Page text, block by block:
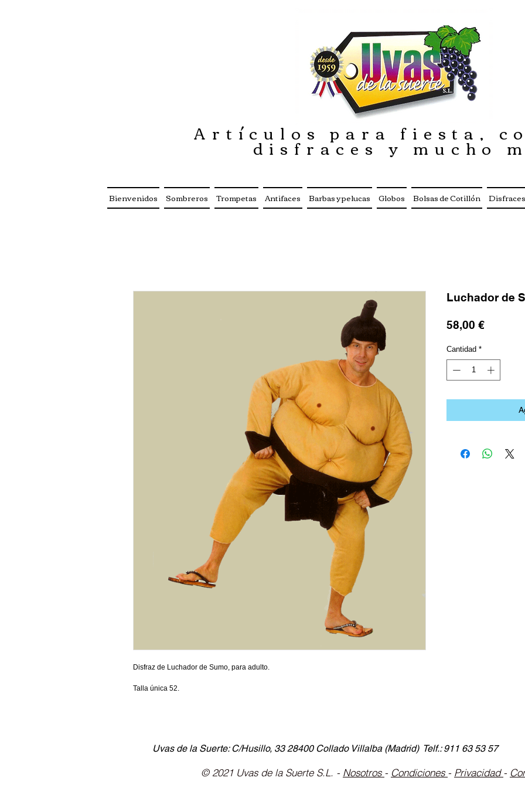
Disfraz de Luchador de Sumo, para adulto.
Talla única 52.
Luchador de
58,00 €Precio
Cantidad *
Artículos para fiesta,
disfraces y mucho
Bienvenidos Sombreros Trompetas Antifaces Barbas y pelucas Globos Bolsas de Cotillón Disfraces
Uvas de la Suerte: C/Husillo, 33 28400 Collado Villalba (Madrid) Telf.: 911 63 53 57
© 2021 Uvas de la Suerte S.L. - Nosotros - Condiciones - Privacidad-